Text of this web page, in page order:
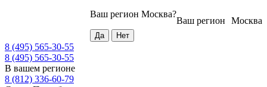
Москва
Ваш регион
Ваш регион Москва?
8 (495) 565-30-55
8 (495) 565-30-55
В вашем регионе
8 (812) 336-60-79